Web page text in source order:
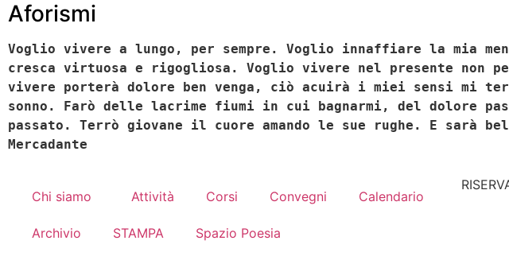
Aforismi
Voglio vivere a lungo, per sempre. Voglio innaffiare la mia
cresca virtuosa e rigogliosa. Voglio vivere nel presente non
vivere porterà dolore ben venga, ciò acuirà i miei sensi mi
sonno. Farò delle lacrime fiumi in cui bagnarmi, del dolore
passato. Terrò giovane il cuore amando le sue rughe. E sarà
Mercadante
Chi siamo Attività Corsi Convegni Calendario
Archivio STAMPA Spazio Poesia